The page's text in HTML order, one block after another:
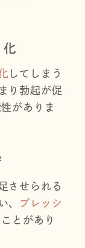
してしまう
り勃起が促
がありま
させられる
、 プレッシ
とがあり